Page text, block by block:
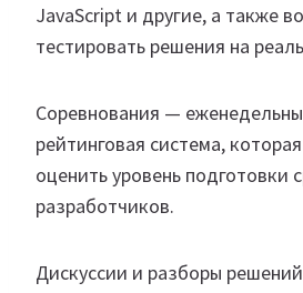
JavaScript и другие, а также
тестировать решения на
Соревнования —
рейтинговая система,
оценить уровень подготовки
разработчиков.
Дискуссии и разборы